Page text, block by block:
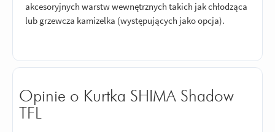
akcesoryjnych warstw wewnętrznych takich jak chłodząca
lub grzewcza kamizelka (występujących jako opcja).
Opinie o Kurtka SHIMA Shadow
TFL